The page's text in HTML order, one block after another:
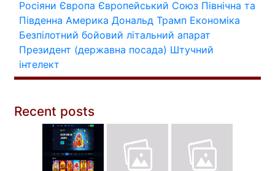
Росіяни Європа Європейський Союз Північна та
Південна Америка Дональд Трамп Економіка
Безпілотний бойовий літальний апарат
Президент (державна посада) Штучний
інтелект
Recent posts